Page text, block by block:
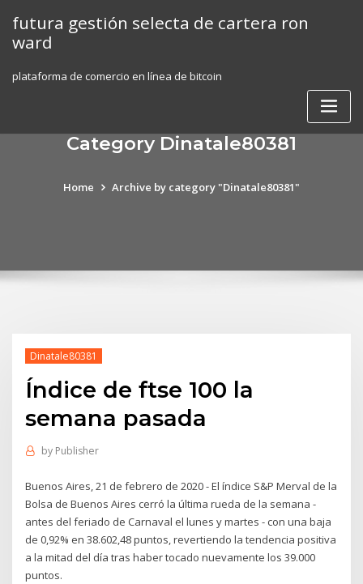
content
futura gestión selecta de cartera ron
ward
plataforma de comercio en línea de bitcoin
Category Dinatale80381
Home Archive by category "Dinatale80381"
Dinatale80381
Índice de ftse 100 la
semana pasada
by Publisher
Buenos Aires, 21 de febrero de 2020 - El índice S&P Merval de la
Bolsa de Buenos Aires cerró la última rueda de la semana -
antes del feriado de Carnaval el lunes y martes - con una baja
de 0,92% en 38.602,48 puntos, revertiendo la tendencia positiva
a la mitad del día tras haber tocado nuevamente los 39.000
puntos.